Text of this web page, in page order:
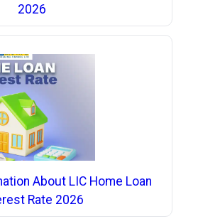
2026
About LIC Home Loan
Rate 2026